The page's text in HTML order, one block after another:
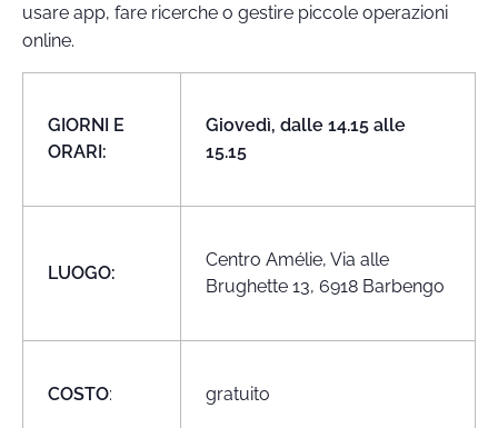
usare app, fare ricerche o gestire piccole operazioni
online.
GIORNI E
ORARI:
Giovedì, dalle 14.15 alle
15.15
LUOGO:
Centro Amélie, Via alle
Brughette 13, 6918 Barbengo
COSTO: gratuito